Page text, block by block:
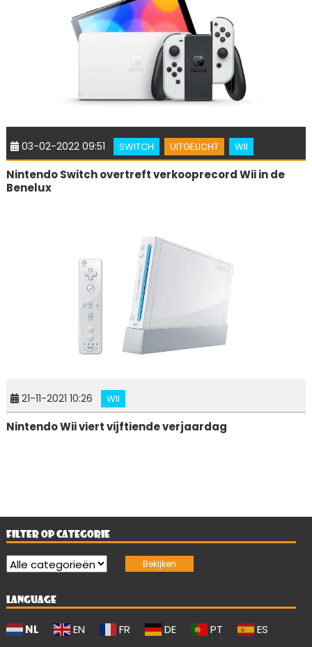
03-02-2022 09:51 SWITCH UITGELICHT WII
Nintendo Switch overtreft verkooprecord Wii in de
Benelux
21-11-2021 10:26 WII
Nintendo Wii viert vijftiende verjaardag
FILTER OP CATEGORIE
LANGUAGE
NL EN FR DE PT ES